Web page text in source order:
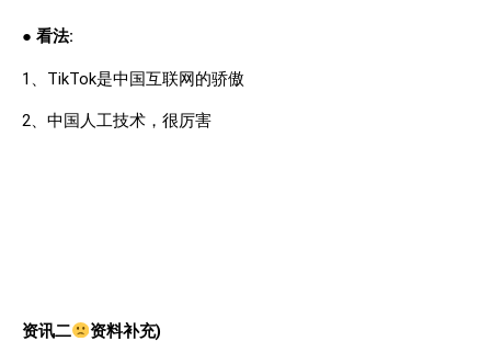
● 看法:
1 、 TikTok是中国互联网的骄傲
2、 中国人工技术，很厉害
资讯二 资料补充)